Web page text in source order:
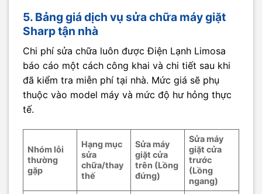
5. Bảng giá dịch vụ sửa chữa máy giặt
Sharp tận nhà
Chi phí sửa chữa luôn được Điện Lạnh Limosa
báo cáo một cách công khai và chi tiết sau khi
đã kiểm tra miễn phí tại nhà. Mức giá sẽ phụ
thuộc vào model máy và mức độ hư hỏng thực
tế.
Nhóm lỗi
thường
gặp
Hạng mục
sửa
chữa/thay
thế
Sửa máy
giặt cửa
trên (Lồng
đứng)
Sửa máy
giặt cửa
trước
(Lồng
ngang)